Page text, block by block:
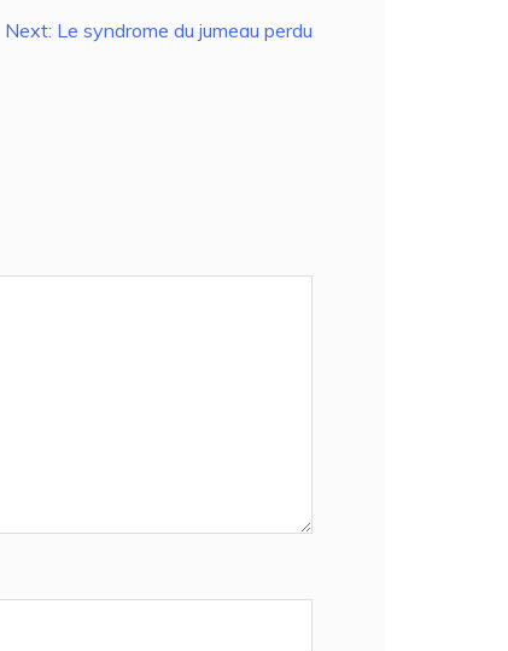
Next: Le syndrome du jumeau perdu